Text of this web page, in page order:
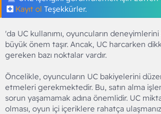
Kayıt ol Teşekkürler.
'da UC kullanımı, oyuncuların
büyük önem taşır. Ancak, UC harcarken
gereken bazı noktalar vardır.
Öncelikle, oyuncuların UC bakiyelerini
etmeleri gerekmektedir. Bu, satın alma
sorun yaşamamak adına önemlidir. UC
olması, oyun içi içeriklere rahatça